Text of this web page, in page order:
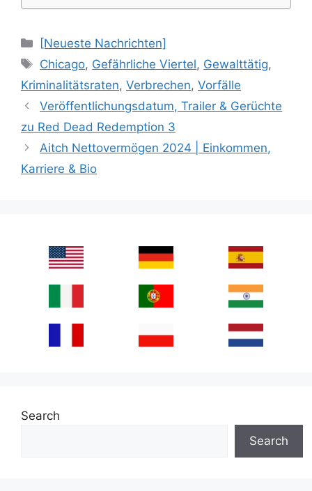
Categories
[Neueste Nachrichten]
Tags
Chicago, Gefährliche Viertel, Gewalttätig,
Kriminalitätsraten, Verbrechen, Vorfälle
Veröffentlichungsdatum, Trailer & Gerüchte
zu Red Dead Redemption 3
Aitch Nettovermögen 2024 | Einkommen,
Karriere & Bio
Search
Search